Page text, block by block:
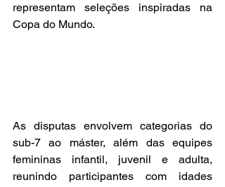
representam seleções inspiradas na
Copa do Mundo.
As disputas envolvem categorias do
sub-7 ao máster, além das equipes
femininas infantil, juvenil e adulta,
reunindo participantes com idades